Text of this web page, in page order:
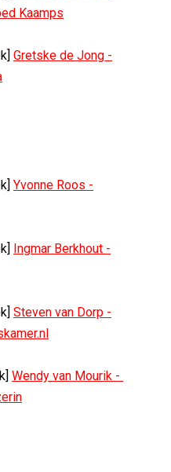
Kaamps
Gretske de Jong -
Yvonne Roos -
Ingmar Berkhout -
Steven van Dorp -
Wendy van Mourik -